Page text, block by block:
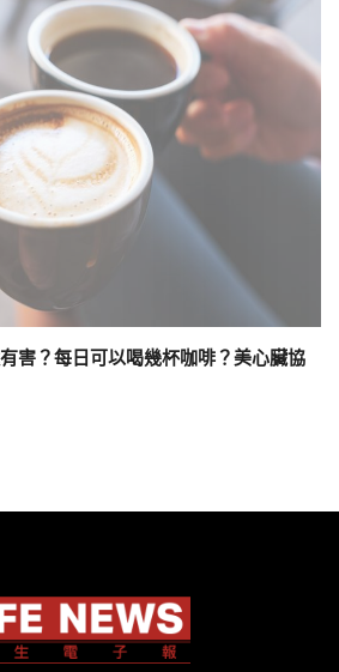
害？每日可以喝幾杯咖啡？美心臟協